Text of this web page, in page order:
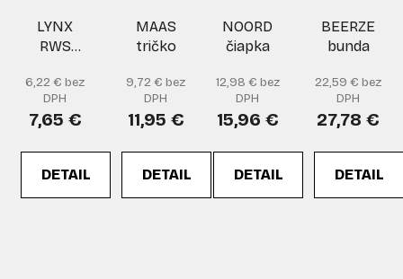
LYNX
RWS
vesta
6,22 € bez
DPH
7,65 €
DETAIL
MAAS
tričko
9,72 € bez
DPH
11,95 €
DETAIL
NOORD
čiapka
12,98 € bez
DPH
15,96 €
DETAIL
BEERZE
bunda
22,59 € bez
DPH
27,78 €
DETAIL